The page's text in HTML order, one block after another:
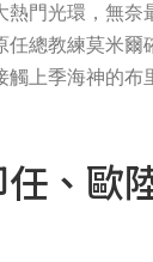
門光環，無
總教練莫米爾
上季海神的布
、歐